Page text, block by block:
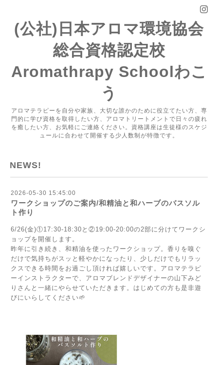
(公社)日本アロマ環境協会
総合資格認定校
Aromathrapy Schoolわこ
う
アロマテラピーを自分や家族、大切な誰かのために役立てたい方、専
門的に学び資格を取得したい方、アロマトリートメントで日々の疲れ
を癒したい方、お気軽にご連絡ください。資格講座は生徒様のスケジ
ュールに合わせて開催する少人数制が特徴です。
NEWS!
2026-05-30 15:45:00
ワークショップのご案内/和精油と和ハーブのバスソル
ト作り
6/26(金)①17:30-18:30と②19:00-20:00の2部に分けてワークシ
ョップを開催します。
昨年に引き続き、和精油を使ったワークショップ。香りを嗅ぐ
だけで気持ちがスッと軽やかになったり、少しだけでもリラッ
クスできる時間をお過ごし頂ければ嬉しいです。アロマテラピ
ーインストラクターで、アロマブレンドデザイナーの山下みど
りさんと一緒にやらせていただきます。はじめての方も是非遊
びにいらしてください🌱